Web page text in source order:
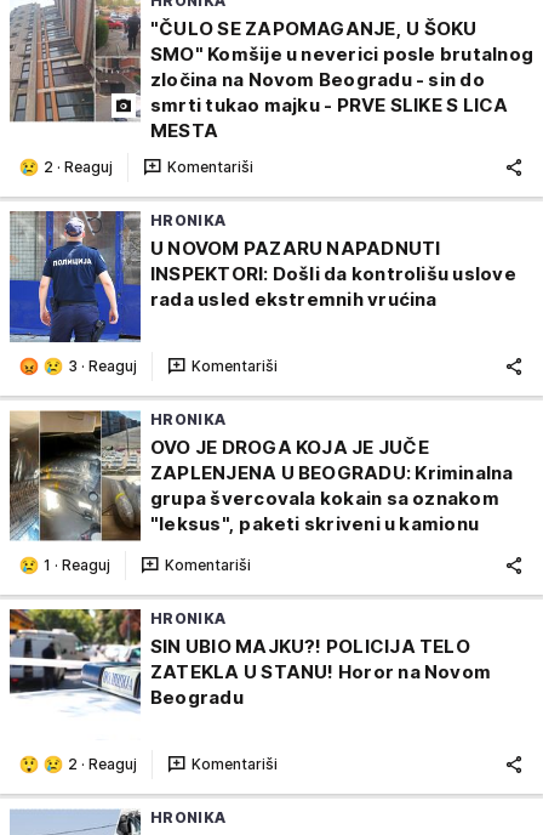
"ČULO SE ZAPOMAGANJE, U ŠOKU
SMO" Komšije u neverici posle brutalnog
zločina na Novom Beogradu - sin do
smrti tukao majku - PRVE SLIKE S LICA
MESTA
2 · Reaguj Komentariši
HRONIKA
U NOVOM PAZARU NAPADNUTI
INSPEKTORI: Došli da kontrolišu uslove
rada usled ekstremnih vrućina
3 · Reaguj Komentariši
HRONIKA
OVO JE DROGA KOJA JE JUČE
ZAPLENJENA U BEOGRADU: Kriminalna
grupa švercovala kokain sa oznakom
"leksus", paketi skriveni u kamionu
1 · Reaguj Komentariši
HRONIKA
SIN UBIO MAJKU?! POLICIJA TELO
ZATEKLA U STANU! Horor na Novom
Beogradu
2 · Reaguj Komentariši
HRONIKA